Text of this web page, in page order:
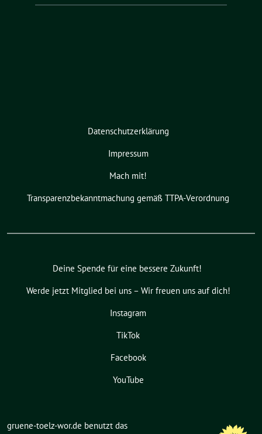
Datenschutzerklärung
Impressum
Mach mit!
Transparenzbekanntmachung gemäß TTPA-Verordnung
Deine Spende für eine bessere Zukunft!
Werde jetzt Mitglied bei uns – Wir freuen uns auf dich!
Instagram
TikTok
Facebook
YouTube
gruene-toelz-wor.de benutzt das